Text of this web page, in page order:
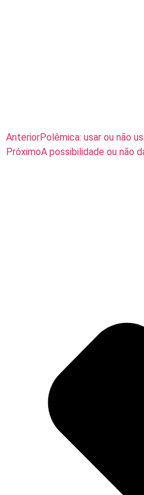
AnteriorPolêmica: usar ou não
PróximoA possibilidade ou não